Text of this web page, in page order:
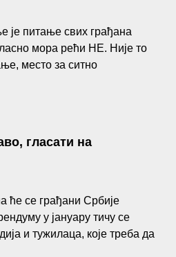
је питање свих грађана
мора рећи НЕ. Није то
место за ситно
гласати на
ће се грађани Србије
у јануару тичу се
и тужилаца, које треба да